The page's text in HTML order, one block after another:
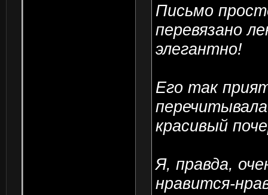
Письмо
перевязано
элегантно!
Его так
красивый
Я, правда,
нравится-